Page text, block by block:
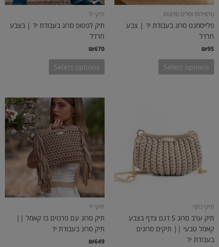
סלסילות וסלים סרוגות
פלייסמנט סרוג בעבודת יד | צבע
חרדל
₪95
Select options
תיקי יד
תיק לפטופ סרוג בעבודת יד | בצבע
חרדל
₪670
Select options
תיקי כתף
תיק ערב סרוג S דגם צדף בצבע
קאמל טבעי || תיקים סרוגים
בעבודת יד
תיקי יד
תיק סרוג עם פרנזים בז קאמל ||
תיק סרוג בעבודת יד
₪649